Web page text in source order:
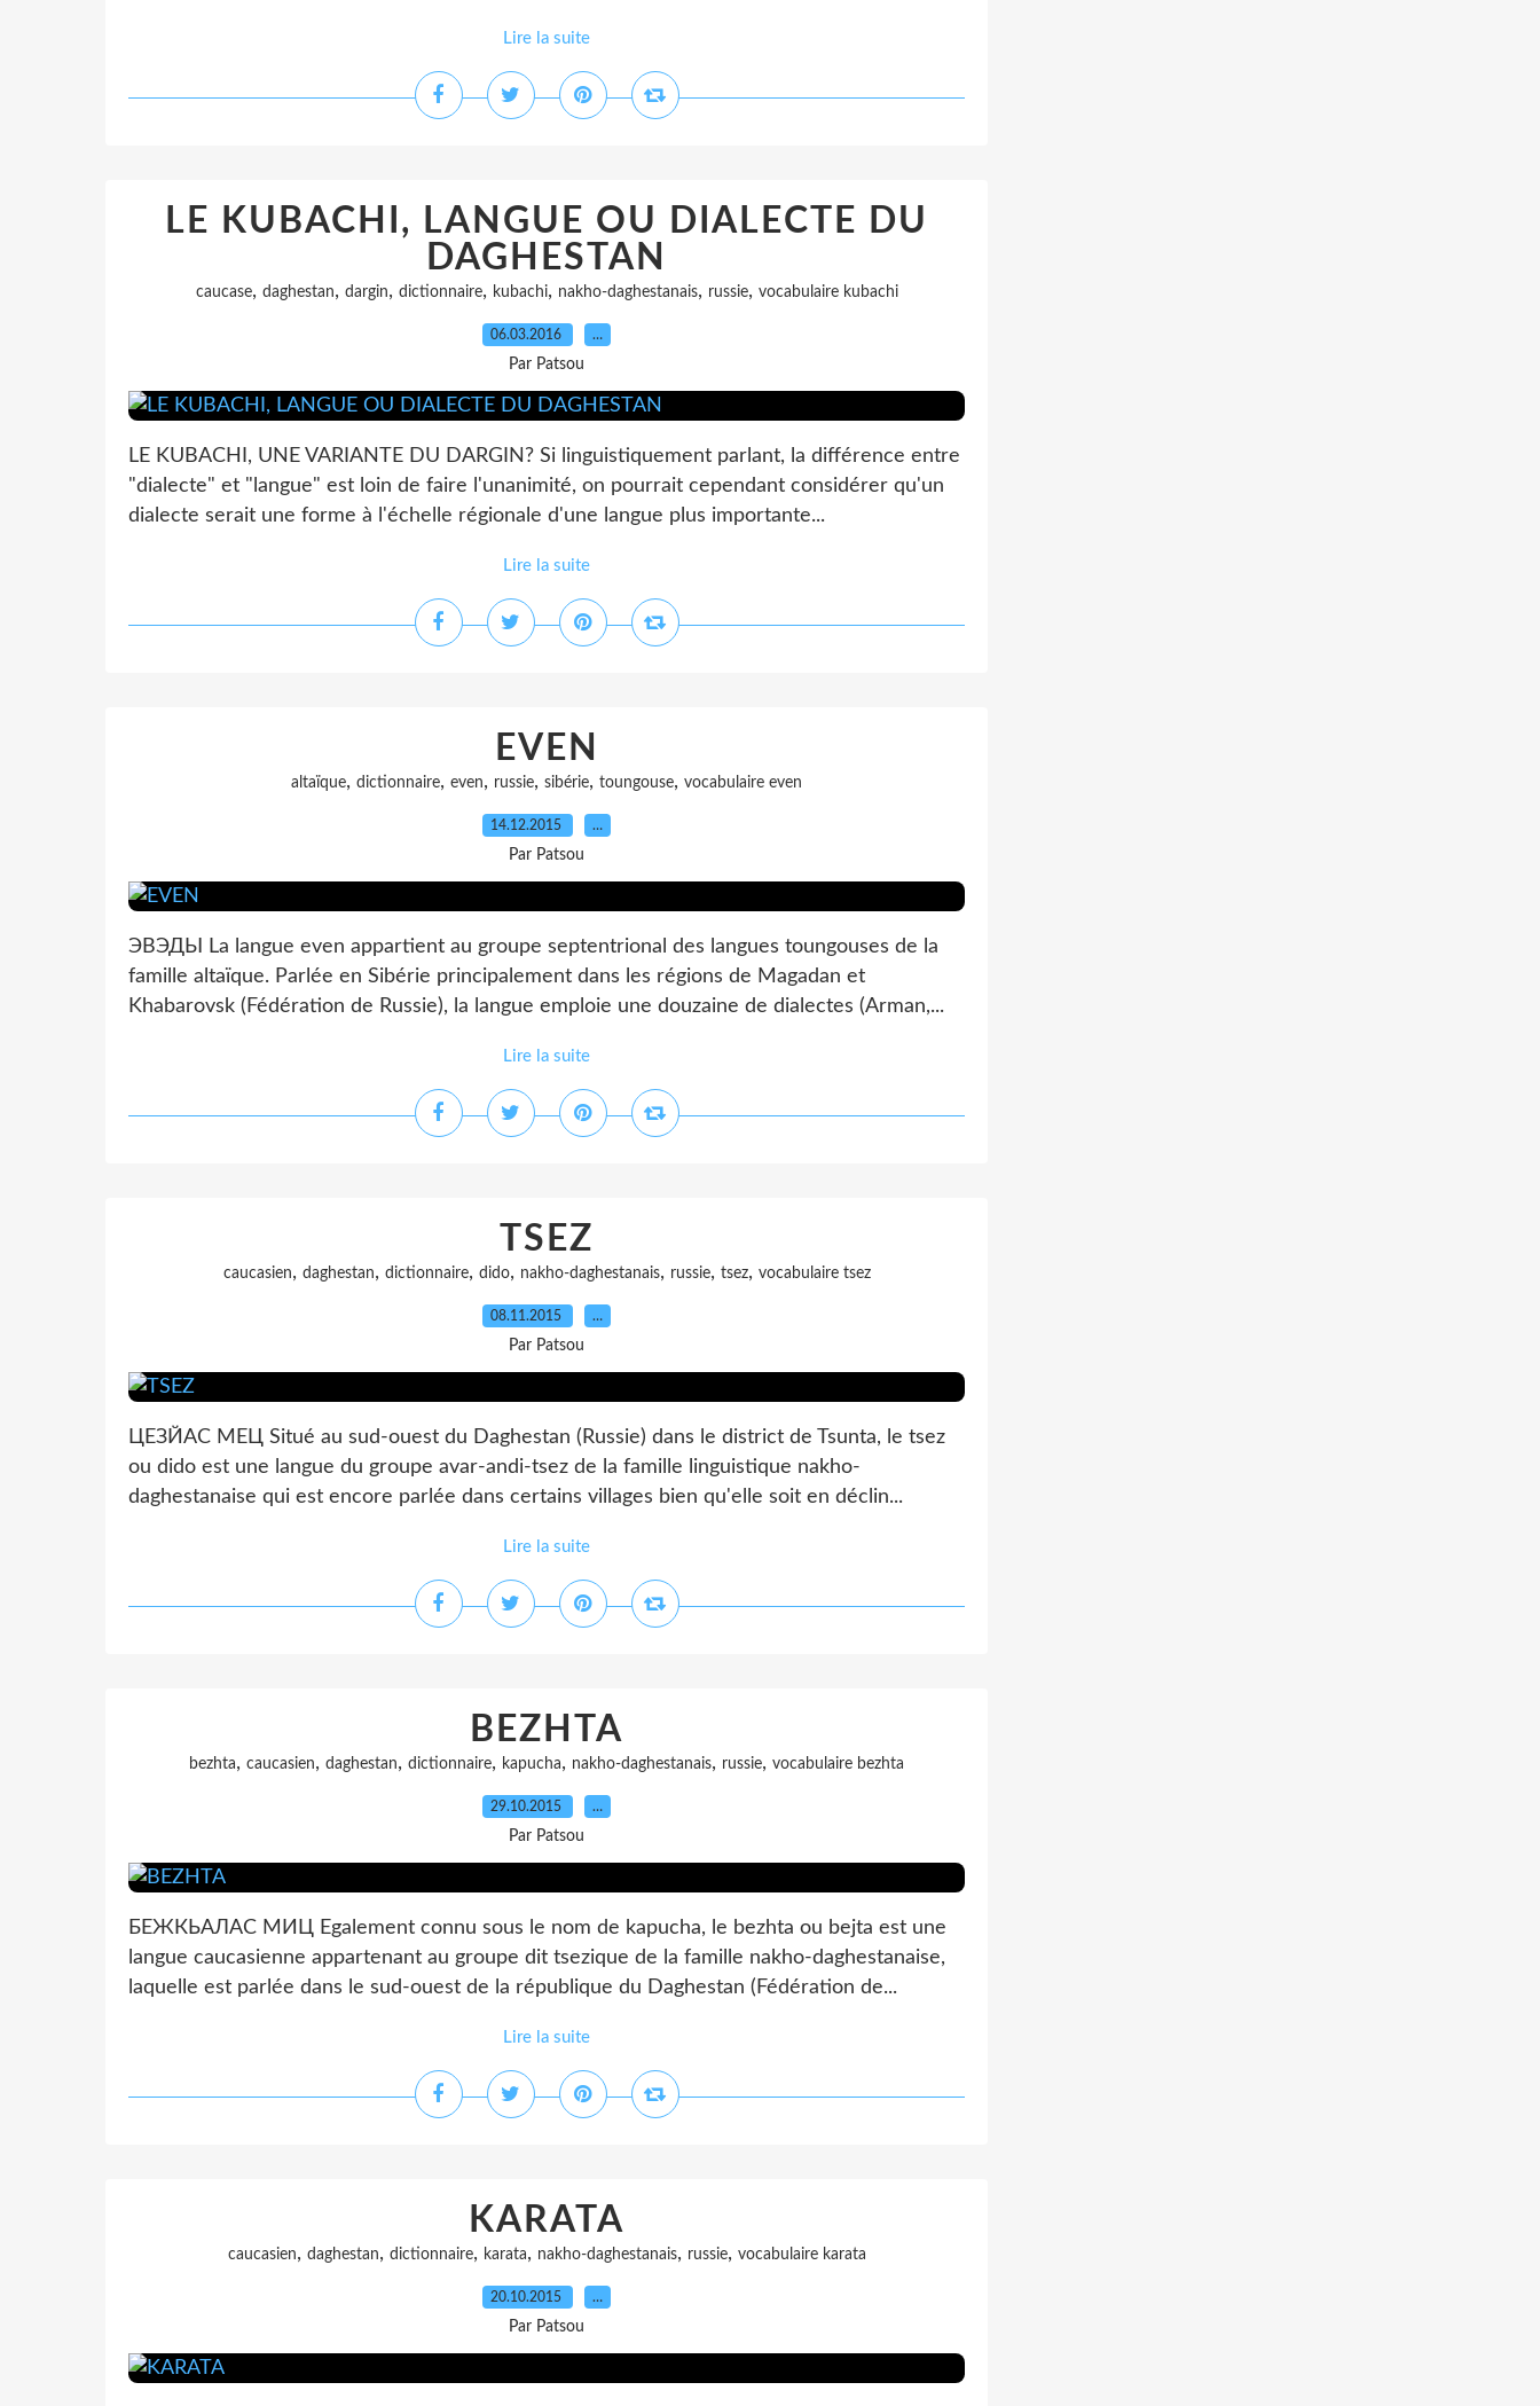
Lire la suite
LE KUBACHI, LANGUE OU DIALECTE DU
DAGHESTAN
caucase, daghestan, dargin, dictionnaire, kubachi, nakho-daghestanais, russie, vocabulaire kubachi
06.03.2016 …
Par Patsou
LE KUBACHI, UNE VARIANTE DU DARGIN? Si linguistiquement parlant, la différence entre
"dialecte" et "langue" est loin de faire l'unanimité, on pourrait cependant considérer qu'un
dialecte serait une forme à l'échelle régionale d'une langue plus importante...
Lire la suite
EVEN
altaïque, dictionnaire, even, russie, sibérie, toungouse, vocabulaire even
14.12.2015 …
Par Patsou
ЭВЭДЫ La langue even appartient au groupe septentrional des langues toungouses de la
famille altaïque. Parlée en Sibérie principalement dans les régions de Magadan et
Khabarovsk (Fédération de Russie), la langue emploie une douzaine de dialectes (Arman,...
Lire la suite
TSEZ
caucasien, daghestan, dictionnaire, dido, nakho-daghestanais, russie, tsez, vocabulaire tsez
08.11.2015 …
Par Patsou
ЦЕЗЙАС МЕЦ Situé au sud-ouest du Daghestan (Russie) dans le district de Tsunta, le tsez
ou dido est une langue du groupe avar-andi-tsez de la famille linguistique nakho-
daghestanaise qui est encore parlée dans certains villages bien qu'elle soit en déclin...
Lire la suite
BEZHTA
bezhta, caucasien, daghestan, dictionnaire, kapucha, nakho-daghestanais, russie, vocabulaire bezhta
29.10.2015 …
Par Patsou
БЕЖКЬАЛАС МИЦ Egalement connu sous le nom de kapucha, le bezhta ou bejta est une
langue caucasienne appartenant au groupe dit tsezique de la famille nakho-daghestanaise,
laquelle est parlée dans le sud-ouest de la république du Daghestan (Fédération de...
Lire la suite
KARATA
caucasien, daghestan, dictionnaire, karata, nakho-daghestanais, russie, vocabulaire karata
20.10.2015 …
Par Patsou